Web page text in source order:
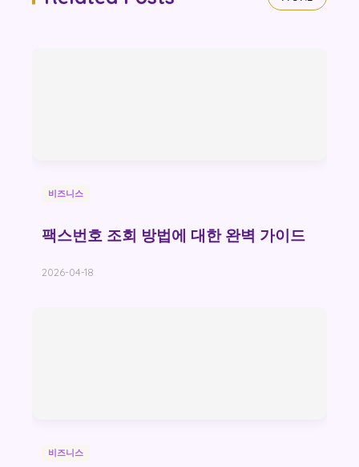
비즈니스
팩스번호 조회 방법에 대한 완벽 가이드
2026-04-18
비즈니스